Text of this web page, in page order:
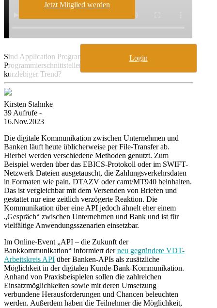
Jetzt Mitglied werden
Login
Sind Application Programming Interfaces oder
Programmierschnittstellen, kurz APIs, mehr als nur ein
kurzlebiger Trend?
Kirsten Stahnke
39 Aufrufe -
16.Nov.2023
Die digitale Kommunikation zwischen Unternehmen und
Banken läuft heute üblicherweise per File-Transfer ab.
Hierbei werden verschiedene Methoden genutzt. Zum
Beispiel werden über das EBICS-Protokoll oder im SWIFT-
Netzwerk Dateien ausgetauscht, die Zahlungsverkehrsdaten
in Formaten wie pain, DTAZV oder camt/MT940 beinhalten.
Das ist vergleichbar mit dem Versenden von Briefen und
gestattet nur eine zeitlich verzögerte Reaktion. Die
Kommunikation über eine API jedoch ähnelt eher einem
„Gespräch“ zwischen Unternehmen und Bank und ist für
vielfältige Anwendungsszenarien einsetzbar.
Im Online-Event „API – die Zukunft der
Bankkommunikation“ informiert derneu gegründete VDT-
Arbeitskreis API über Banken-APIs als zusätzliche
Möglichkeit in der digitalen Kunde-Bank-Kommunikation.
Anhand von Praxisbeispielen sollen die zahlreichen
Einsatzmöglichkeiten sowie mit deren Umsetzung
verbundene Herausforderungen und Chancen beleuchten
werden. Außerdem haben die Teilnehmer die Möglichkeit,